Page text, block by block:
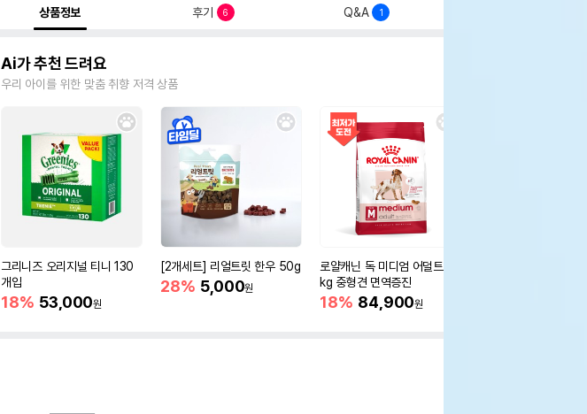
상품정보 후기 6 Q&A 1
Ai가 추천 드려요
우리 아이를 위한 맞춤 취향 저격 상품
그리니즈 오리지널 티니 130
개입
18% 53,000원
[2개세트] 리얼트릿 한우 50g
28% 5,000원
로얄캐닌 독 미디엄 어덜트 10
kg 중형견 면역증진
18% 84,900원